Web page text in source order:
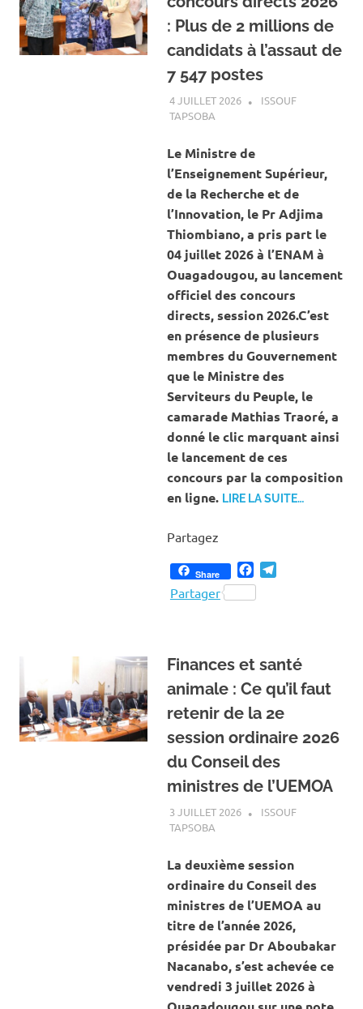
: Plus de 2 millions de
candidats à l’assaut de
7 547 postes
4 JUILLET 2026
ISSOUF
TAPSOBA
Le Ministre de
l’Enseignement Supérieur,
de la Recherche et de
l’Innovation, le Pr Adjima
Thiombiano, a pris part le
04 juillet 2026 à l’ENAM à
Ouagadougou, au lancement
officiel des concours
directs, session 2026.C’est
en présence de plusieurs
membres du Gouvernement
que le Ministre des
Serviteurs du Peuple, le
camarade Mathias Traoré, a
donné le clic marquant ainsi
le lancement de ces
concours par la composition
en ligne. LIRE LA SUITE…
Partagez
Share Facebook
Partager
Finances et santé
animale : Ce qu’il faut
retenir de la 2e
session ordinaire 2026
du Conseil des
ministres de l’UEMOA
3 JUILLET 2026
ISSOUF
TAPSOBA
La deuxième session
ordinaire du Conseil des
ministres de l’UEMOA au
titre de l’année 2026,
présidée par Dr Aboubakar
Nacanabo, s’est achevée ce
vendredi 3 juillet 2026 à